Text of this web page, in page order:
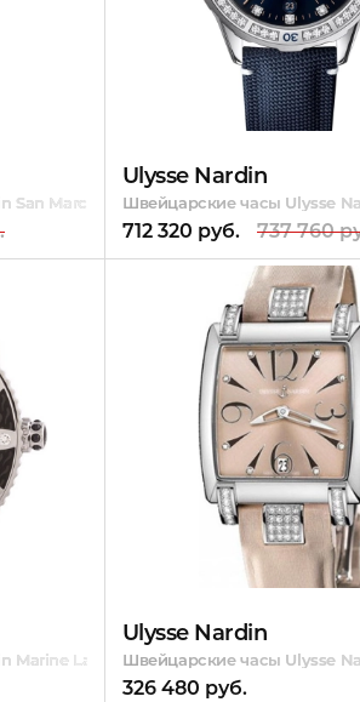
Marco
Ulysse Nardin
Швейцарские часы Ulysse
712 320 руб. 737 760
Marine Lady Diver
Ulysse Nardin
Швейцарские часы Ulysse
326 480 руб.